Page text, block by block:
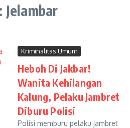
Kriminalitas Umum
Heboh Di Jakbar!
Wanita Kehilangan
Kalung, Pelaku Jambret
Diburu Polisi
Polisi memburu pelaku jambret